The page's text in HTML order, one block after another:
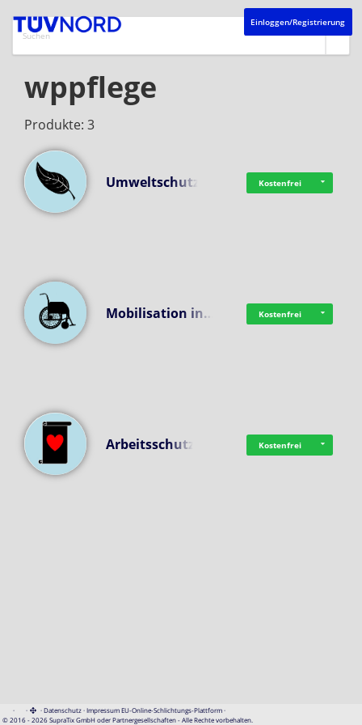
Einloggen/Registrierung
wppflege
Produkte: 3
Umweltschutz Kostenfrei
Mobilisation in… Kostenfrei
Arbeitsschutz Kostenfrei
· · ·Datenschutz·Impressum EU-Online-Schlichtungs-Plattform·
© 2016 - 2026 SupraTix GmbH oder Partnergesellschaften - Alle Rechte vorbehalten.